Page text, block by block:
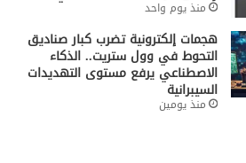
منذ يوم واحد
هجمات إلكترونية تضرب كبار صناديق
التحوط في وول ستريت.. الذكاء
الاصطناعي يرفع مستوى التهديدات
السيبرانية
منذ يومين